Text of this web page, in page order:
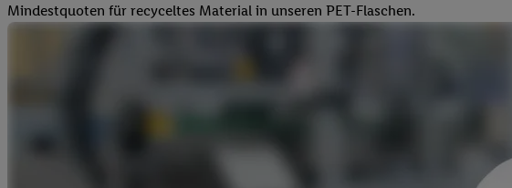
Mindestquoten für recyceltes Material in unseren PET-Flaschen.